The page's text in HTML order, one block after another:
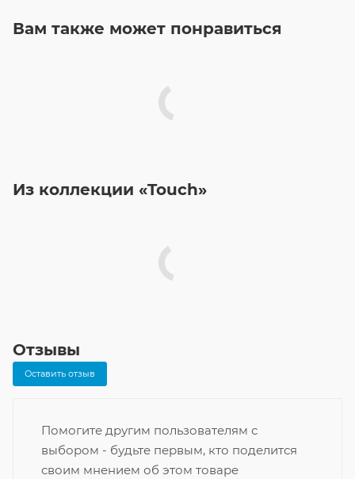
Вам также может понравиться
Из коллекции «Touch»
Отзывы
Оставить отзыв
Помогите другим пользователям с
выбором - будьте первым, кто поделится
своим мнением об этом товаре